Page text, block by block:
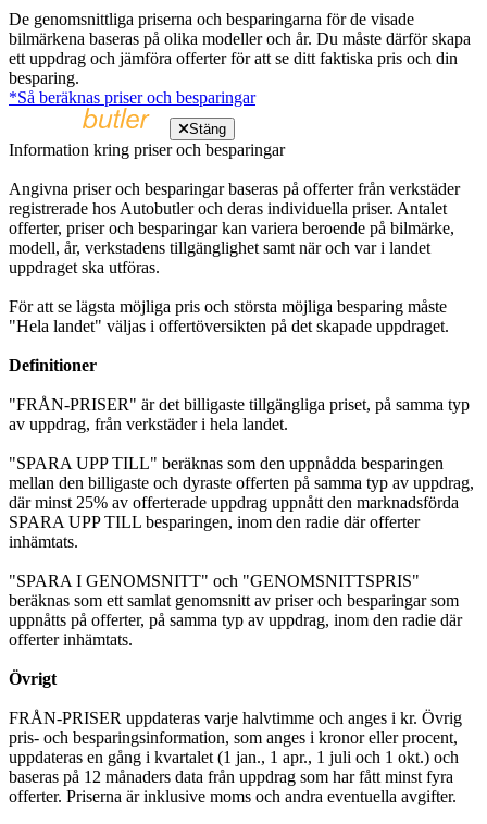
De genomsnittliga priserna och besparingarna för de visade
bilmärkena baseras på olika modeller och år. Du måste därför skapa
ett uppdrag och jämföra offerter för att se ditt faktiska pris och din
besparing.
*Så beräknas priser och besparingar
Stäng
Information kring priser och besparingar
Angivna priser och besparingar baseras på offerter från verkstäder
registrerade hos Autobutler och deras individuella priser. Antalet
offerter, priser och besparingar kan variera beroende på bilmärke,
modell, år, verkstadens tillgänglighet samt när och var i landet
uppdraget ska utföras.
För att se lägsta möjliga pris och största möjliga besparing måste
"Hela landet" väljas i offertöversikten på det skapade uppdraget.
Definitioner
"FRÅN-PRISER" är det billigaste tillgängliga priset, på samma typ
av uppdrag, från verkstäder i hela landet.
"SPARA UPP TILL" beräknas som den uppnådda besparingen
mellan den billigaste och dyraste offerten på samma typ av uppdrag,
där minst 25% av offerterade uppdrag uppnått den marknadsförda
SPARA UPP TILL besparingen, inom den radie där offerter
inhämtats.
"SPARA I GENOMSNITT" och "GENOMSNITTSPRIS"
beräknas som ett samlat genomsnitt av priser och besparingar som
uppnåtts på offerter, på samma typ av uppdrag, inom den radie där
offerter inhämtats.
Övrigt
FRÅN-PRISER uppdateras varje halvtimme och anges i kr. Övrig
pris- och besparingsinformation, som anges i kronor eller procent,
uppdateras en gång i kvartalet (1 jan., 1 apr., 1 juli och 1 okt.) och
baseras på 12 månaders data från uppdrag som har fått minst fyra
offerter. Priserna är inklusive moms och andra eventuella avgifter.